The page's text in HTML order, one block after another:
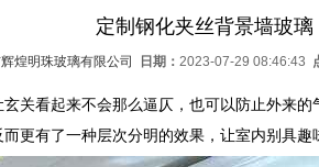
定制钢化夹丝背景墙玻璃
煌明珠玻璃有限公司 日期： 2023-07-29 08:46:43
关看起来不会那么逼仄，也可以防止外来
更有了一种层次分明的效果，让室内别具趣